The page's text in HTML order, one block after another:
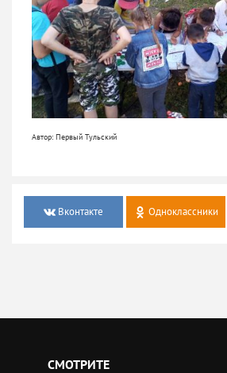
Автор: Первый Тульский
Вконтакте Одноклассники
СМОТРИТЕ